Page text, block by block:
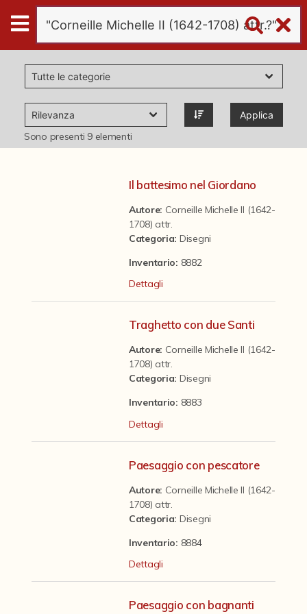
Digital
Humanities
Donazioni
Pubblicazioni
Il progetto Digital Humanities
Applica
Sono presenti 9elementi
Il battesimo nel Giordano
Autore: Corneille Michelle II (1642-
1708) attr.
Categoria: Disegni
Inventario: 8882
Dettagli
Traghetto con due Santi
Autore: Corneille Michelle II (1642-
1708) attr.
Categoria: Disegni
Inventario: 8883
Dettagli
Paesaggio con pescatore
Autore: Corneille Michelle II (1642-
1708) attr.
Categoria: Disegni
Inventario: 8884
Dettagli
Paesaggio con bagnanti